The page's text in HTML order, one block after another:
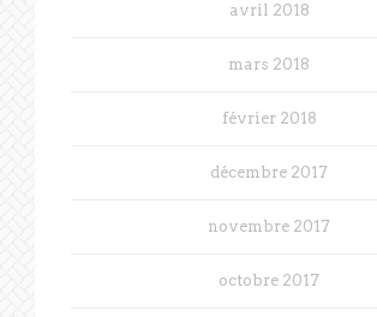
avril 2018
mars 2018
février 2018
décembre 2017
novembre 2017
octobre 2017